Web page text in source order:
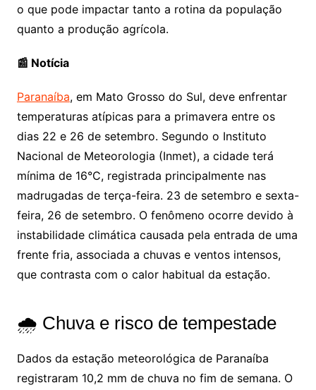
o que pode impactar tanto a rotina da população
quanto a produção agrícola.
📰 Notícia
Paranaíba, em Mato Grosso do Sul, deve enfrentar
temperaturas atípicas para a primavera entre os
dias 22 e 26 de setembro. Segundo o Instituto
Nacional de Meteorologia (Inmet), a cidade terá
mínima de 16°C, registrada principalmente nas
madrugadas de terça-feira. 23 de setembro e sexta-
feira, 26 de setembro. O fenômeno ocorre devido à
instabilidade climática causada pela entrada de uma
frente fria, associada a chuvas e ventos intensos,
que contrasta com o calor habitual da estação.
🌧️ Chuva e risco de tempestade
Dados da estação meteorológica de Paranaíba
registraram 10,2 mm de chuva no fim de semana. O